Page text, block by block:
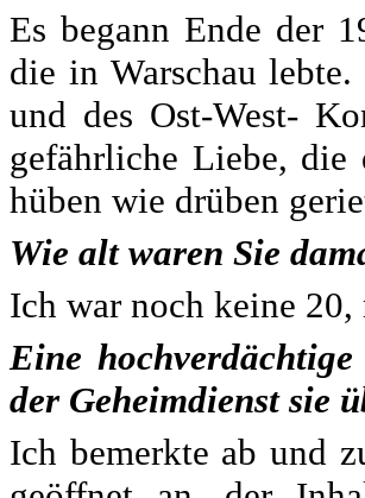
Es begann Ende der
die in Warschau
und des Ost-West-
gefährliche Liebe, die
hüben wie drüben
Wie alt waren Sie
Ich war noch keine
Eine
der Geheimdienst sie
Ich bemerkte ab und